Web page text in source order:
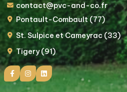
contact@pvc-and-co.fr
Pontault-Combault (77)
St. Sulpice et Cameyrac (33)
Tigery (91)